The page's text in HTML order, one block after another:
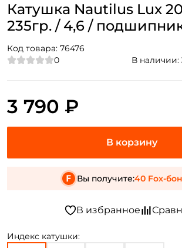
Катушка Nautilus Lux
235гр. / 4,6 /
Код товара: 76476
0
В наличии:
Индекс катушки:
3 790 ₽
Вы получите:40 Fox-